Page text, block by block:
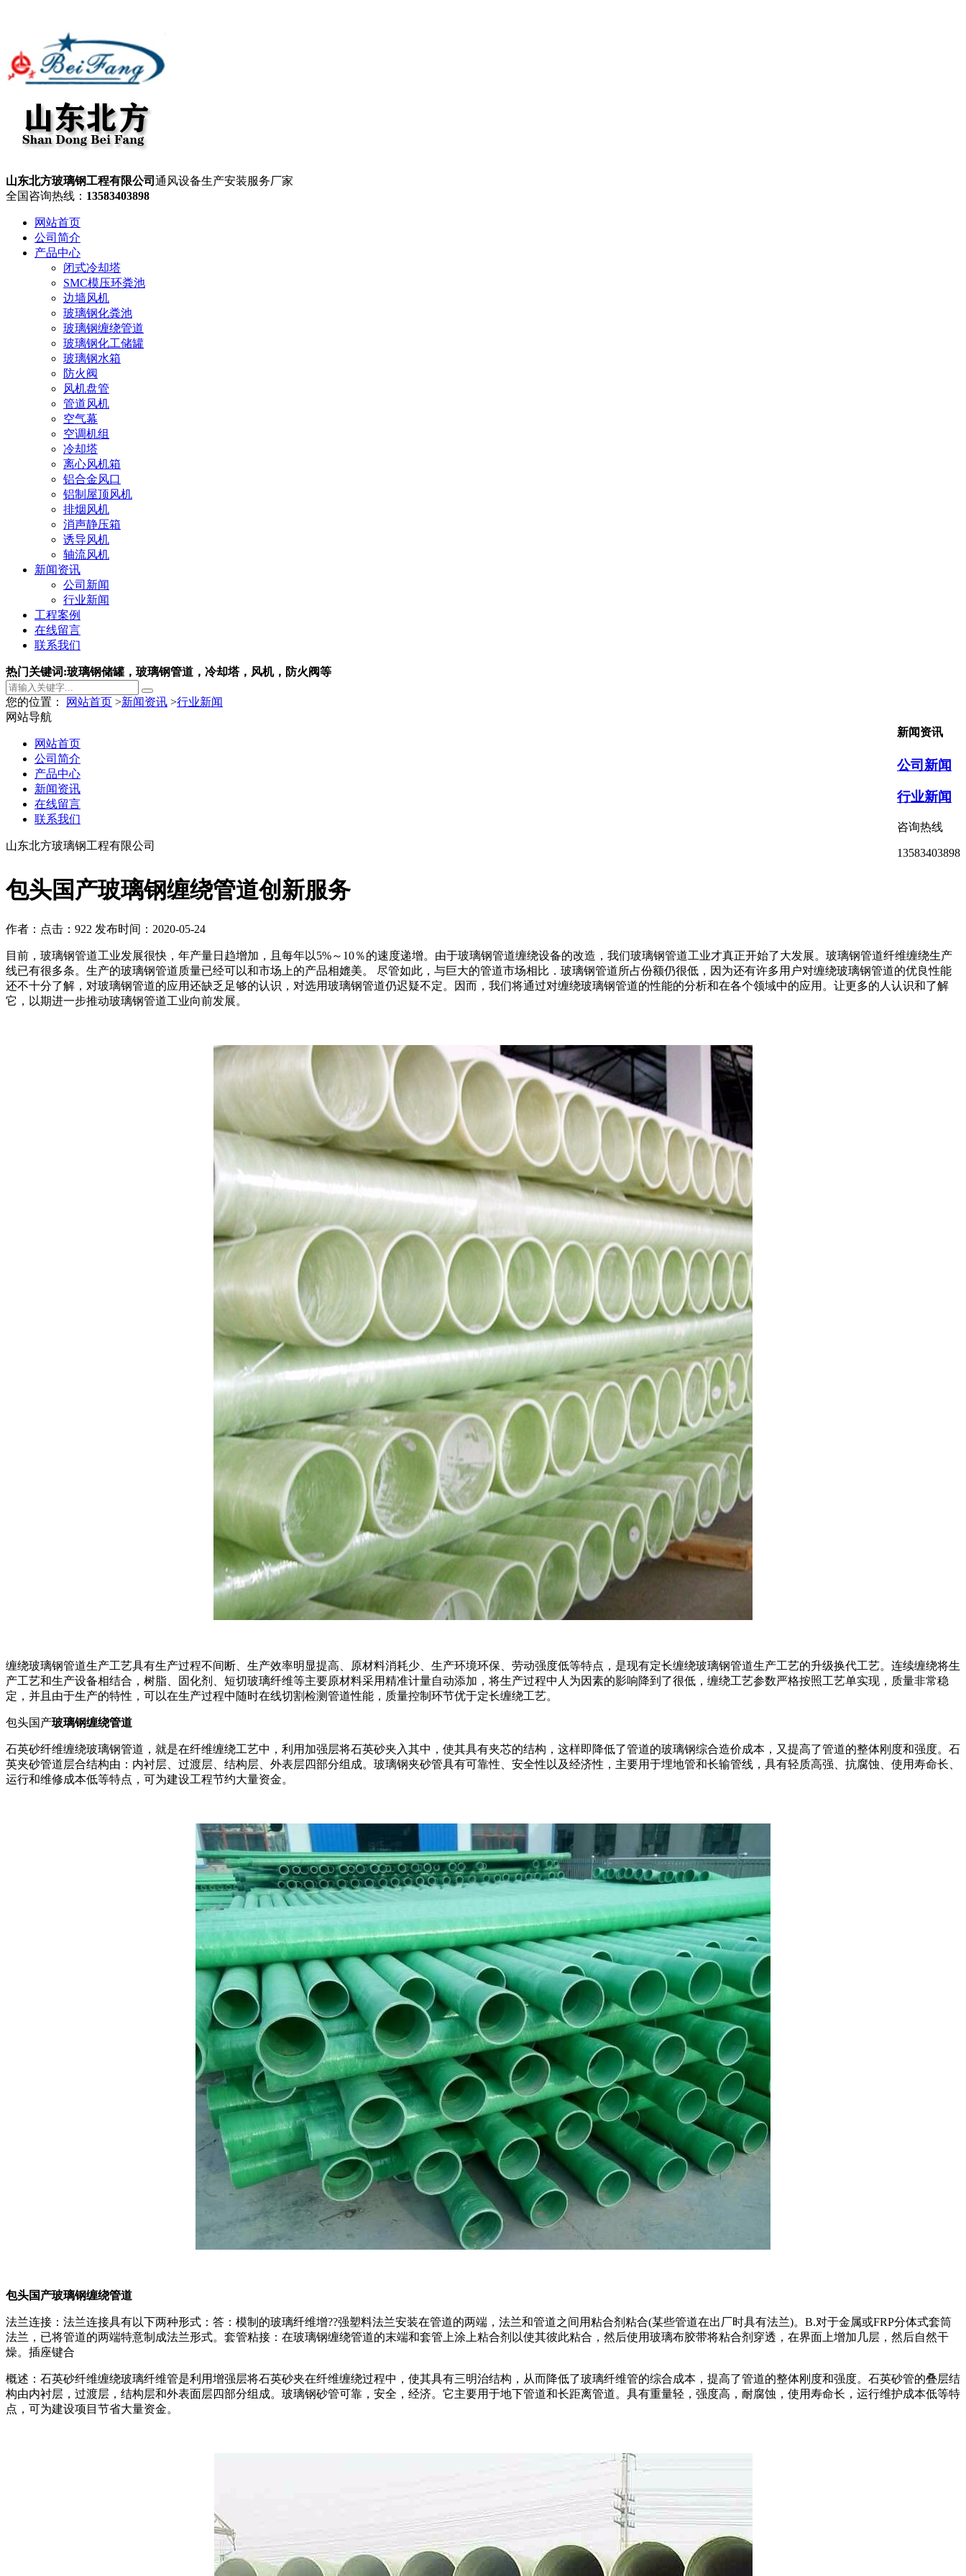
山东北方玻璃钢工程有限公司 通风设备生产安装服务厂家
全国咨询热线： 13583403898
网站首页
公司简介
产品中心
闭式冷却塔
SMC模压环粪池
边墙风机
玻璃钢化粪池
玻璃钢缠绕管道
玻璃钢化工储罐
玻璃钢水箱
防火阀
风机盘管
管道风机
空气幕
空调机组
冷却塔
离心风机箱
铝合金风口
铝制屋顶风机
排烟风机
消声静压箱
诱导风机
轴流风机
新闻资讯
公司新闻
行业新闻
工程案例
在线留言
联系我们
热门关键词:玻璃钢储罐，玻璃钢管道，冷却塔，风机，防火阀等
您的位置： 网站首页 >新闻资讯 >行业新闻
新闻资讯
公司新闻
行业新闻
咨询热线
13583403898
包头国产玻璃钢缠绕管道创新服务
作者： 点击：922 发布时间：2020-05-24
目前，玻璃钢管道工业发展很快，年产量日趋增加，且每年以5%～10％的速度递增。由于玻璃钢管道缠绕设备的改造，我们玻璃钢管道工业才真正开始了大发展。玻璃钢管道纤维缠绕生产
线已有很多条。生产的玻璃钢管道质量已经可以和市场上的产品相媲美。 尽管如此，与巨大的管道市场相比．玻璃钢管道所占份额仍很低，因为还有许多用户对缠绕玻璃钢管道的优良性能
还不十分了解，对玻璃钢管道的应用还缺乏足够的认识，对选用玻璃钢管道仍迟疑不定。因而，我们将通过对缠绕玻璃钢管道的性能的分析和在各个领域中的应用。让更多的人认识和了解
它，以期进一步推动玻璃钢管道工业向前发展。
缠绕玻璃钢管道生产工艺具有生产过程不间断、生产效率明显提高、原材料消耗少、生产环境环保、劳动强度低等特点，是现有定长缠绕玻璃钢管道生产工艺的升级换代工艺。连续缠绕将生
产工艺和生产设备相结合，树脂、固化剂、短切玻璃纤维等主要原材料采用精准计量自动添加，将生产过程中人为因素的影响降到了很低，缠绕工艺参数严格按照工艺单实现，质量非常稳
定，并且由于生产的特性，可以在生产过程中随时在线切割检测管道性能，质量控制环节优于定长缠绕工艺。
包头国产玻璃钢缠绕管道
石英砂纤维缠绕玻璃钢管道，就是在纤维缠绕工艺中，利用加强层将石英砂夹入其中，使其具有夹芯的结构，这样即降低了管道的玻璃钢综合造价成本，又提高了管道的整体刚度和强度。石
英夹砂管道层合结构由：内衬层、过渡层、结构层、外表层四部分组成。玻璃钢夹砂管具有可靠性、安全性以及经济性，主要用于埋地管和长输管线，具有轻质高强、抗腐蚀、使用寿命长、
运行和维修成本低等特点，可为建设工程节约大量资金。
包头国产玻璃钢缠绕管道
法兰连接：法兰连接具有以下两种形式：答：模制的玻璃纤维增??强塑料法兰安装在管道的两端，法兰和管道之间用粘合剂粘合(某些管道在出厂时具有法兰)。B.对于金属或FRP分体式套筒
法兰，已将管道的两端特意制成法兰形式。套管粘接：在玻璃钢缠绕管道的末端和套管上涂上粘合剂以使其彼此粘合，然后使用玻璃布胶带将粘合剂穿透，在界面上增加几层，然后自然干
燥。插座键合
概述：石英砂纤维缠绕玻璃纤维管是利用增强层将石英砂夹在纤维缠绕过程中，使其具有三明治结构，从而降低了玻璃纤维管的综合成本，提高了管道的整体刚度和强度。石英砂管的叠层结
构由内衬层，过渡层，结构层和外表面层四部分组成。玻璃钢砂管可靠，安全，经济。它主要用于地下管道和长距离管道。具有重量轻，强度高，耐腐蚀，使用寿命长，运行维护成本低等特
点，可为建设项目节省大量资金。
网站导航
网站首页
公司简介
产品中心
新闻资讯
在线留言
联系我们
山东北方玻璃钢工程有限公司